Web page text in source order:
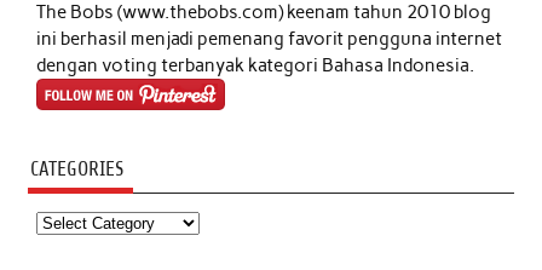
The Bobs (www.thebobs.com) keenam tahun 2010 blog
ini berhasil menjadi pemenang favorit pengguna internet
dengan voting terbanyak kategori Bahasa Indonesia.
CATEGORIES
Categories